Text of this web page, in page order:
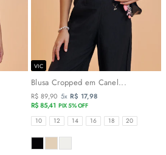
VIC
Blusa Cropped em Canel...
R$ 89,90 5x R$ 17,98
R$ 85,41 PIX 5% OFF
TAMANHOS
10 12 14 16 18 20
COR